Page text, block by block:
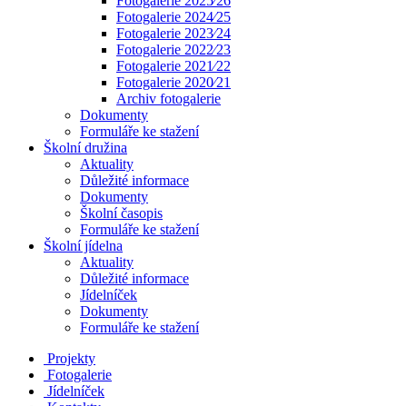
Fotogalerie 2024⁄25
Fotogalerie 2023⁄24
Fotogalerie 2022⁄23
Fotogalerie 2021⁄22
Fotogalerie 2020⁄21
Archiv fotogalerie
Dokumenty
Formuláře ke stažení
Školní družina
Aktuality
Důležité informace
Dokumenty
Školní časopis
Formuláře ke stažení
Školní jídelna
Aktuality
Důležité informace
Jídelníček
Dokumenty
Formuláře ke stažení
Projekty
Fotogalerie
Jídelníček